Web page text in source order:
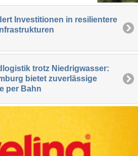
Investitionen in resilientere
trotz Niedrigwasser:
bietet zuverlässige
per Bahn